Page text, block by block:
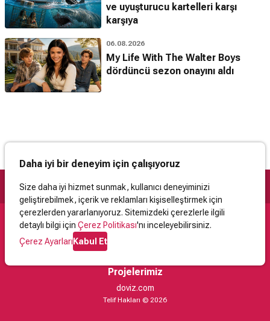
ve uyuşturucu kartelleri karşı
karşıya
06.08.2026
My Life With The Walter Boys
dördüncü sezon onayını aldı
Daha iyi bir deneyim için çalışıyoruz
Size daha iyi hizmet sunmak, kullanıcı deneyiminizi
geliştirebilmek, içerik ve reklamları kişiselleştirmek için
çerezlerden yararlanıyoruz. Sitemizdeki çerezlerle ilgili
detaylı bilgi için Çerez Politikası'nı inceleyebilirsiniz.
Çerez AyarlarıKabul Et
Destek
İletişimYardımKullanıcı Sözleşmesi
Projelerimiz
doviz.com
Telif Hakları © 2026